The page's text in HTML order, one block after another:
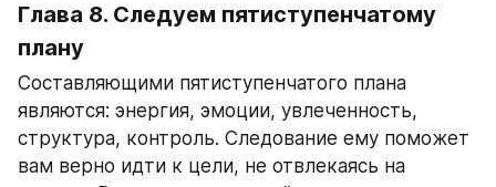
Глава 8. Следуем пятиступенчатому
плану
Составляющими пятиступенчатого плана
являются: энергия, эмоции, увлеченность,
структура, контроль. Следование ему поможет
вам верно идти к цели, не отвлекаясь на